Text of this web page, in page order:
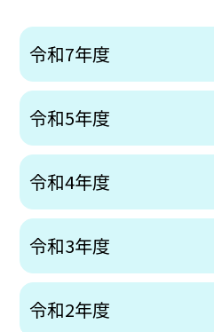
令和7年度
令和5年度
令和4年度
令和3年度
令和2年度